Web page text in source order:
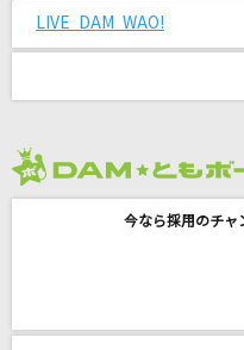
かわいいだけじゃだめ
[生音]花火
LIVE DAM WAO!
今なら採用のチ